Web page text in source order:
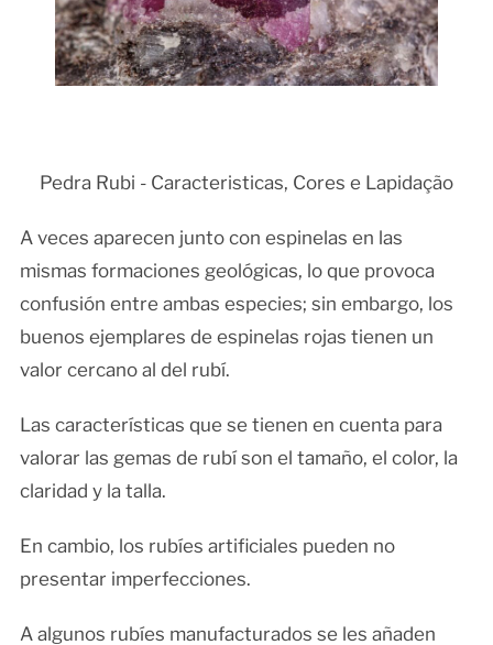
Pedra Rubi - Caracteristicas, Cores e Lapidação
A veces aparecen junto con espinelas en las
mismas formaciones geológicas, lo que provoca
confusión entre ambas especies; sin embargo, los
buenos ejemplares de espinelas rojas tienen un
valor cercano al del rubí.
Las características que se tienen en cuenta para
valorar las gemas de rubí son el tamaño, el color, la
claridad y la talla.
En cambio, los rubíes artificiales pueden no
presentar imperfecciones.
A algunos rubíes manufacturados se les añaden